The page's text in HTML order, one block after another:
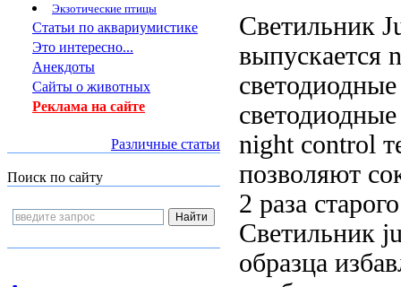
Экзотические птицы
Статьи по аквариумистике
Это интересно...
Анекдоты
Сайты о животных
Реклама на сайте
Различные статьи
Поиск по сайту
Светильник
выпускается
night control
позволяют
2 раза
Светильник
образца